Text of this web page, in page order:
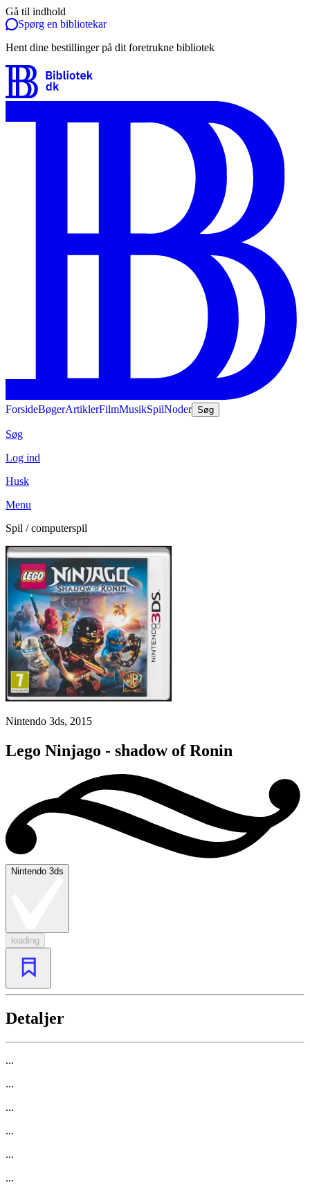
Gå til indhold
Spørg en bibliotekar
Hent dine bestillinger på dit foretrukne bibliotek
ForsideBøgerArtiklerFilmMusikSpilNoder Søg
Søg
Log ind
Husk
Menu
Spil / computerspil
Nintendo 3ds, 2015
Lego Ninjago - shadow of Ronin
Nintendo 3ds
loading
Detaljer
...
...
...
...
...
...